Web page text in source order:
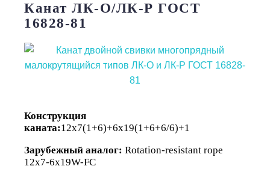
Канат ЛК-О/ЛК-Р ГОСТ
16828-81
Конструкция
каната:12х7(1+6)+6х19(1+6+6/6)+1
Зарубежный аналог: Rotation-resistant rope
12x7-6x19W-FC